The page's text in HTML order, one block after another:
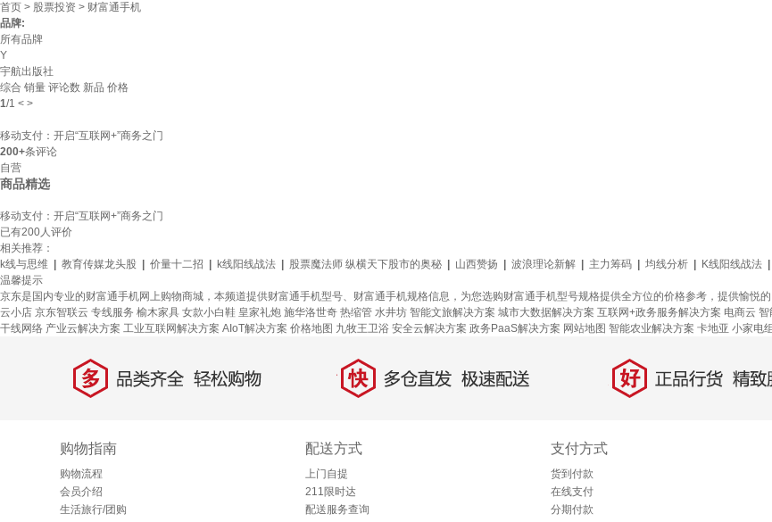
首页 > 股票投资 > 财富通手机
品牌:
所有品牌
Y
宇航出版社
综合 销量 评论数 新品 价格
1/1 < >
移动支付：开启“互联网+”商务之门
200+条评论
自营
商品精选
移动支付：开启“互联网+”商务之门
已有200人评价
相关推荐：
k线与思维
教育传媒龙头股 价量十二招 k线阳线战法 股票魔法师 纵横天下股市的奥秘 山西赞扬 波浪理论新解 主力筹码 均线分析 K线阳线战法
温馨提示
京东是国内专业的财富通手机网上购物商城，本频道提供财富通手机型号、财富通手机规格信息，为您选购财富通手机型号规格提供全方位的价格参考，提供愉悦的
云小店 京东智联云 专线服务 榆木家具 女款小白鞋 皇家礼炮 施华洛世奇 热缩管 水井坊 智能文旅解决方案 城市大数据解决方案 互联网+政务服务解决方案 电商云 智
干线网络 产业云解决方案 工业互联网解决方案 AIoT解决方案 价格地图 九牧王卫浴 安全云解决方案 政务PaaS解决方案 网站地图 智能农业解决方案 卡地亚 小家电
多 品类齐全，轻松购物 快 多仓直发，极速配送 好 正品行货，精致服
购物指南
购物流程
会员介绍
生活旅行/团购
配送方式
上门自提
211限时达
配送服务查询
支付方式
货到付款
在线支付
分期付款